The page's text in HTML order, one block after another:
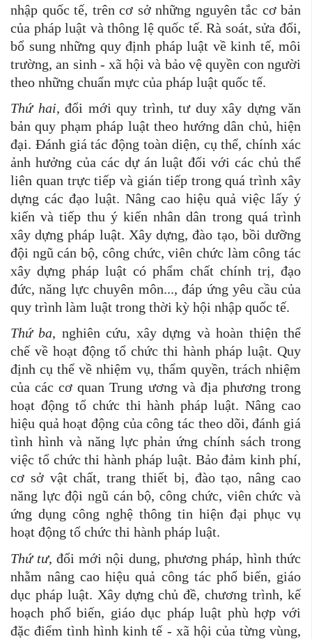
nhập quốc tế, trên cơ sở những nguyên tắc cơ bản
của pháp luật và thông lệ quốc tế. Rà soát, sửa đổi,
bổ sung những quy định pháp luật về kinh tế, môi
trường, an sinh - xã hội và bảo vệ quyền con người
theo những chuẩn mực của pháp luật quốc tế.
Thứ hai, đổi mới quy trình, tư duy xây dựng văn
bản quy phạm pháp luật theo hướng dân chủ, hiện
đại. Đánh giá tác động toàn diện, cụ thể, chính xác
ảnh hưởng của các dự án luật đối với các chủ thể
liên quan trực tiếp và gián tiếp trong quá trình xây
dựng các đạo luật. Nâng cao hiệu quả việc lấy ý
kiến và tiếp thu ý kiến nhân dân trong quá trình
xây dựng pháp luật. Xây dựng, đào tạo, bồi dưỡng
đội ngũ cán bộ, công chức, viên chức làm công tác
xây dựng pháp luật có phẩm chất chính trị, đạo
đức, năng lực chuyên môn..., đáp ứng yêu cầu của
quy trình làm luật trong thời kỳ hội nhập quốc tế.
Thứ ba, nghiên cứu, xây dựng và hoàn thiện thể
chế về hoạt động tổ chức thi hành pháp luật. Quy
định cụ thể về nhiệm vụ, thẩm quyền, trách nhiệm
của các cơ quan Trung ương và địa phương trong
hoạt động tổ chức thi hành pháp luật. Nâng cao
hiệu quả hoạt động của công tác theo dõi, đánh giá
tình hình và năng lực phản ứng chính sách trong
việc tổ chức thi hành pháp luật. Bảo đảm kinh phí,
cơ sở vật chất, trang thiết bị, đào tạo, nâng cao
năng lực đội ngũ cán bộ, công chức, viên chức và
ứng dụng công nghệ thông tin hiện đại phục vụ
hoạt động tổ chức thi hành pháp luật.
Thứ tư, đổi mới nội dung, phương pháp, hình thức
nhằm nâng cao hiệu quả công tác phổ biến, giáo
dục pháp luật. Xây dựng chủ đề, chương trình, kế
hoạch phổ biến, giáo dục pháp luật phù hợp với
đặc điểm tình hình kinh tế - xã hội của từng vùng,